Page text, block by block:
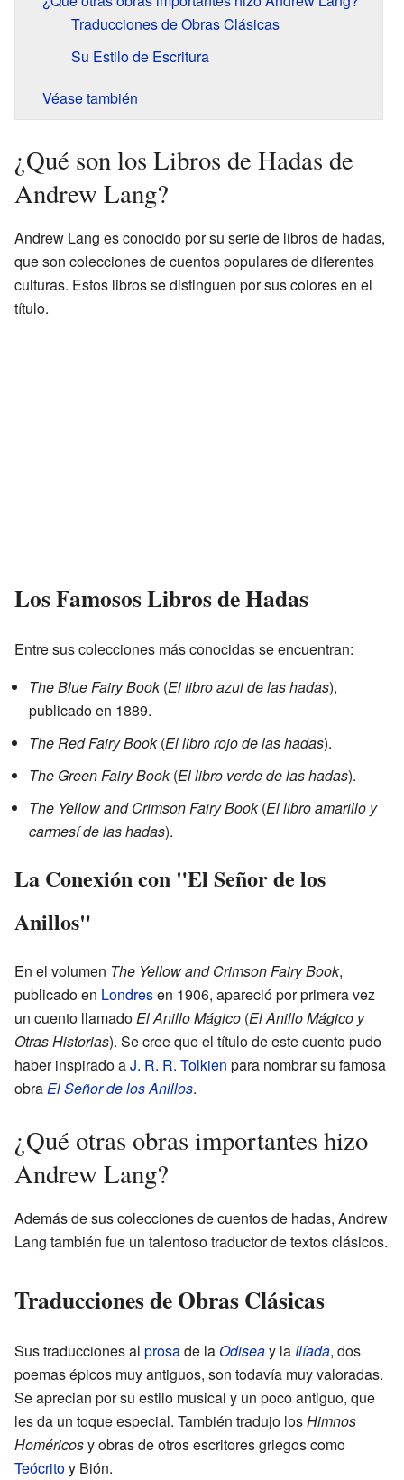
Traducciones de Obras Clásicas
Su Estilo de Escritura
Véase también
¿Qué son los Libros de Hadas de
Andrew Lang?
Andrew Lang es conocido por su serie de libros de hadas,
que son colecciones de cuentos populares de diferentes
culturas. Estos libros se distinguen por sus colores en el
título.
Los Famosos Libros de Hadas
Entre sus colecciones más conocidas se encuentran:
The Blue Fairy Book(El libro azul de las hadas),
publicado en 1889.
The Red Fairy Book(El libro rojo de las hadas).
The Green Fairy Book(El libro verde de las hadas).
The Yellow and Crimson Fairy Book(El libro amarillo y
carmesí de las hadas).
La Conexión con "El Señor de los
Anillos"
En el volumen The Yellow and Crimson Fairy Book,
publicado en Londresen 1906, apareció por primera vez
un cuento llamadoEl Anillo Mágico (El Anillo Mágico y
Otras Historias). Se cree que el título de este cuento pudo
haber inspirado aJ. R. R. Tolkien para nombrar su famosa
obraEl Señor de los Anillos.
¿Qué otras obras importantes hizo
Andrew Lang?
Además de sus colecciones de cuentos de hadas, Andrew
Lang también fue un talentoso traductor de textos clásicos.
Traducciones de Obras Clásicas
Sus traducciones al prosade laOdiseay laIlíada, dos
poemas épicos muy antiguos, son todavía muy valoradas.
Se aprecian por su estilo musical y un poco antiguo, que
les da un toque especial. También tradujo losHimnos
Homéricosy obras de otros escritores griegos como
Teócritoy Bión.